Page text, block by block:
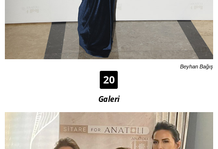
Beyhan Bağış
20
Galeri